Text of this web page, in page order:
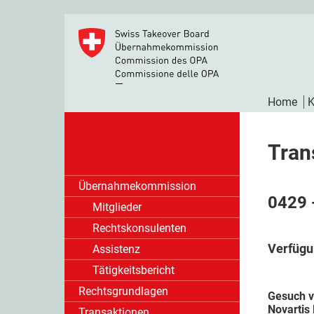
Home
Übernahmekommission
Mitglieder
Rechtskonsulenten
Assistenz
Tätigkeitsbericht
Rechtsgrundlagen
0429
Gesuch
Novartis